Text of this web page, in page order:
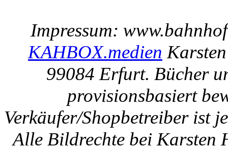
Impressum:
KAHBOX.medien
99084 Erfurt. Bücher
provisionsbasiert
Verkäufer/Shopbetreiber ist
Alle Bildrechte bei Karsten